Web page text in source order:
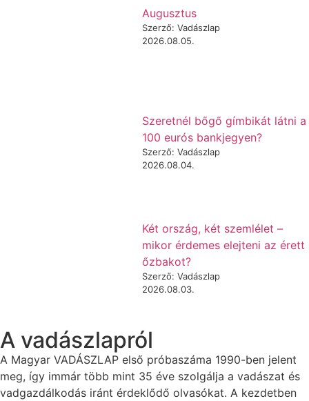
Augusztus
Szerző: Vadászlap
2026.08.05.
Szeretnél bőgő gímbikát látni a
100 eurós bankjegyen?
Szerző: Vadászlap
2026.08.04.
Két ország, két szemlélet –
mikor érdemes elejteni az érett
őzbakot?
Szerző: Vadászlap
2026.08.03.
A vadászlapról
A Magyar VADÁSZLAP első próbaszáma 1990-ben jelent
meg, így immár több mint 35 éve szolgálja a vadászat és
vadgazdálkodás iránt érdeklődő olvasókat. A kezdetben